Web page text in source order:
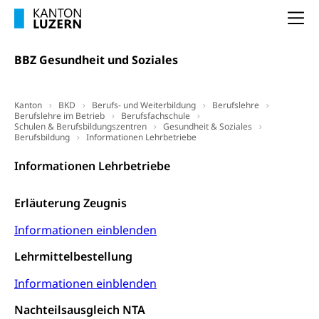
BBZ Gesundheit und Soziales
Kanton BKD Berufs- und Weiterbildung
Berufslehre
Berufslehre im Betrieb
Berufsfachschule
Schulen & Berufsbildungszentren
Gesundheit & Soziales
Berufsbildung
Informationen Lehrbetriebe
Informationen Lehrbetriebe
Erläuterung Zeugnis
Informationen einblenden
Lehrmittelbestellung
Informationen einblenden
Nachteilsausgleich NTA
Altersvorsorge (gruezi.lu.ch)
Wissenschaftsförderung
Wissenschaft, Forschung, Entwicklung, Projekte
Innovative Projekte Landwirtschaft und
Wald
Umschulung, zweiter Bildungsweg,
Nachdiplomstudium, Zusatzlehre, Höhere
Berufsbildung, Berufsmatura nach Lehre,
Berufsberatung, Standortbestimmung,
Berufsabschluss für Erwachsene
Erwachsenenmatura
Bildungsgutscheine Grundkompetenzen
Bildung & Berufsabschluss für Erwachsene
Berufliche Grundbildung
Lehre, Berufsfachschule, Lehrbetrieb, Lehrvertrag,
Berufsberatung, Qualifikationsverfahren,
Berufswahl & Berufsberatung, Schnupperlehre und
Lehrstellensuche, Berufsmaturität,
Brückenangebote, Zugewanderte & Arbeitsmarkt,